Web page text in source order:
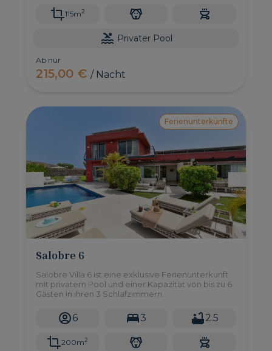
115m2
Privater Pool
Ab nur
215,00 €/ Nacht
Ferienunterkünfte
Salobre 6
Salobre Villa 6 ist eine exklusive Ferienunterkunft
mit privatem Pool und einer Kapazität von bis zu 6
Gästen in ihren 3 Schlafzimmern.
6 3 2.5
200m2